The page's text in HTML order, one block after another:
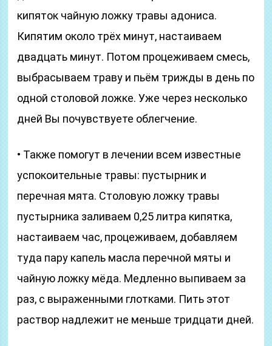
кипяток чайную ложку травы адониса.
Кипятим около трёх минут, настаиваем
двадцать минут. Потом процеживаем смесь,
выбрасываем траву и пьём трижды в день по
одной столовой ложке. Уже через несколько
дней Вы почувствуете облегчение.
• Также помогут в лечении всем известные
успокоительные травы: пустырник и
перечная мята. Столовую ложку травы
пустырника заливаем 0,25 литра кипятка,
настаиваем час, процеживаем, добавляем
туда пару капель масла перечной мяты и
чайную ложку мёда. Медленно выпиваем за
раз, с выраженными глотками. Пить этот
раствор надлежит не меньше тридцати дней.